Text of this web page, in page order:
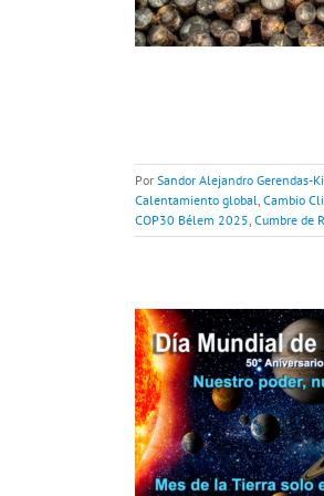
Por Sandor Alejandro Gerendas-
Calentamiento global, Cambio
COP30 Bélem 2025, Cumbre de